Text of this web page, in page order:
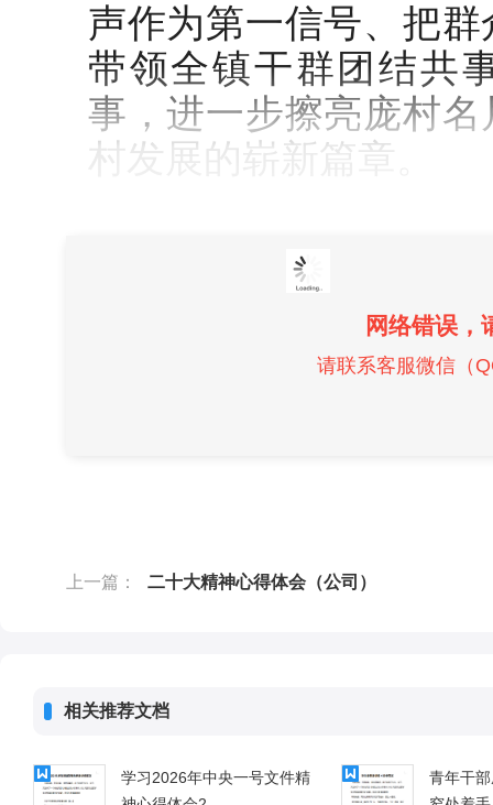
声作为第一信号、把
带领全镇干群团结共
事，进一步擦亮庞村
村发展的崭新篇章。
网络错误，
请联系客服微信（
上一篇： 二十大精神心得体会（公司）
相关推荐文档
学习2026年中央一号文件精
青年干